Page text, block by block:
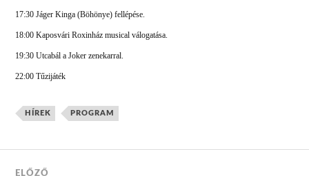
17:30 Jáger Kinga (Böhönye) fellépése.
18:00 Kaposvári Roxinház musical válogatása.
19:30 Utcabál a Joker zenekarral.
22:00 Tűzijáték
HÍREK PROGRAM
ELŐZŐ